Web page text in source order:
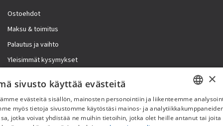
Ostoehdot
Maksu & toimitus
Palautus ja vaihto
Yleisimmät kysymykset
Lisää meistä
Yritystiedot
FI
×
sivusto käyttää evästeitä
evästeitä sisällön, mainosten personointiin ja liikenteemme
myös tietoja sivustomme käytöstäsi mainos- ja
jotka voivat yhdistää ne muihin tietoihin, jotka olet heille antanut tai joita